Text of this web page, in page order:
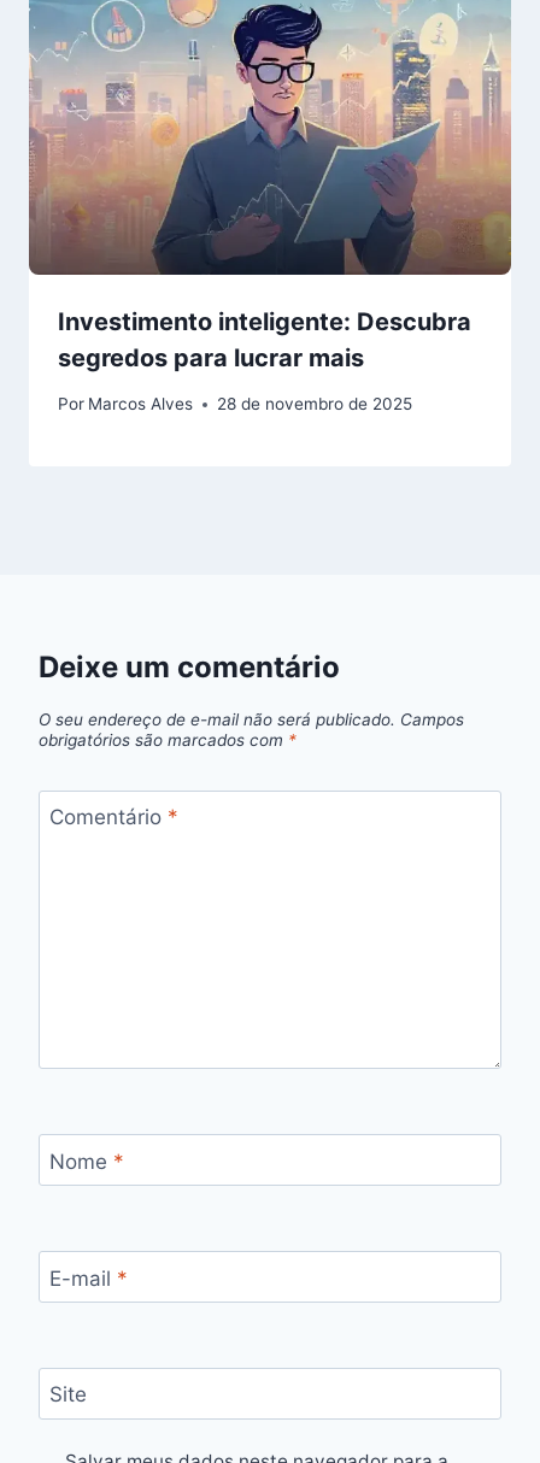
Investimento inteligente: Descubra
segredos para lucrar mais
Por Marcos Alves 28 de novembro de 2025
Deixe um comentário
O seu endereço de e-mail não será publicado. Campos
obrigatórios são marcados com *
Comentário *
Nome *
E-mail *
Site